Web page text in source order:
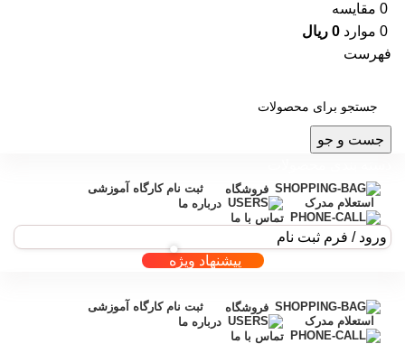
0 مقایسه
0 موارد 0 ریال
فهرست
جست و جو
فروشگاه
ثبت نام کارگاه آموزشی
استعلام مدرک
درباره ما
تماس با ما
ورود / فرم ثبت نام
پیشنهاد ویژه
فروشگاه
ثبت نام کارگاه آموزشی
استعلام مدرک
درباره ما
تماس با ما